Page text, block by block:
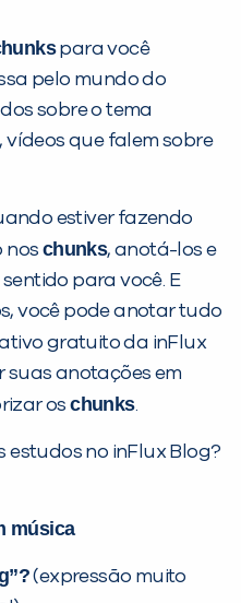
para você
pelo mundo do
sobre o tema
vídeos que falem sobre
estiver fazendo
nos chunks, anotá-los e
para você. E
você pode anotar tudo
gratuito da inFlux
suas anotações em
oschunks.
estudos no inFlux Blog?
música
(expressão muito